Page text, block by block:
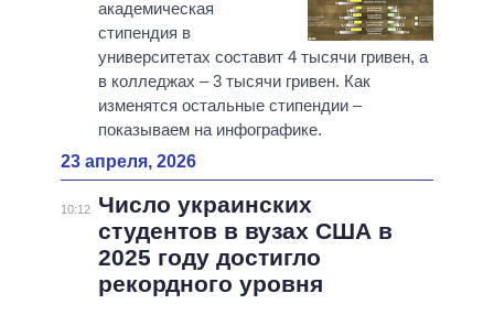
академическая
стипендия в
университетах составит 4 тысячи гривен, а
в колледжах – 3 тысячи гривен. Как
изменятся остальные стипендии –
показываем на инфографике.
23 апреля, 2026
10:12
Число украинских
студентов в вузах США в
2025 году достигло
рекордного уровня